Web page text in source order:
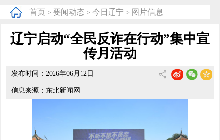
互动交流
数据发布
首页 > 要闻动态 > 今日辽宁 > 图片信息
辽宁启动“全民反诈在行动”集中宣
传月活动
发布时间：2026年06月12日
信息来源：东北新闻网